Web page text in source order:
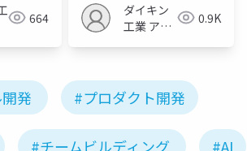
664
ダイキン
工業 アジ
0.9K
発 #プロダクト開発
#チームビルディング #AI